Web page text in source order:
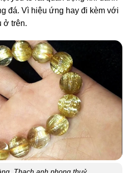
đá. Vì hiệu ứng hay đi kèm với
ở trên.
Thạch anh phong thuỷ